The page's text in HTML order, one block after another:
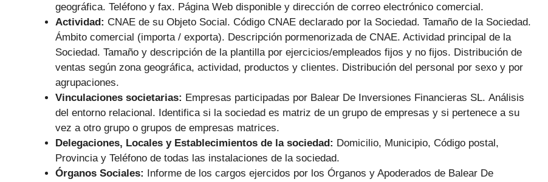
geográfica. Teléfono y fax. Página Web disponible y dirección de correo electrónico comercial.
Actividad: CNAE de su Objeto Social. Código CNAE declarado por la Sociedad. Tamaño de la Sociedad.
Ámbito comercial (importa / exporta). Descripción pormenorizada de CNAE. Actividad principal de la
Sociedad. Tamaño y descripción de la plantilla por ejercicios/empleados fijos y no fijos. Distribución de
ventas según zona geográfica, actividad, productos y clientes. Distribución del personal por sexo y por
agrupaciones.
Vinculaciones societarias: Empresas participadas por Balear De Inversiones Financieras SL. Análisis
del entorno relacional. Identifica si la sociedad es matriz de un grupo de empresas y si pertenece a su
vez a otro grupo o grupos de empresas matrices.
Delegaciones, Locales y Establecimientos de la sociedad: Domicilio, Municipio, Código postal,
Provincia y Teléfono de todas las instalaciones de la sociedad.
Órganos Sociales: Informe de los cargos ejercidos por los Órganos y Apoderados de Balear De